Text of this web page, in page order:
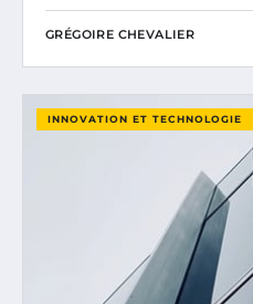
GRÉGOIRE CHEVALIER
INNOVATION ET TECHNOLOGIE